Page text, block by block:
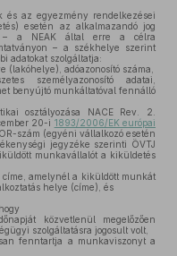
és az egyezmény rendelkezései
esetén az alkalmazandó jog
– a NEAK által erre a célra
– a székhelye szerint
adatokat szolgáltatja:
adóazonosító száma,
személyazonosító adatai,
benyújtó munkáltatóval fennálló
osztályozása NACE Rev. 2.
20-i 1893/2006/EK európai
szám (egyéni vállalkozó esetén
jegyzéke szerinti ÖVTJ
munkavállalót a kiküldetés
amelynél a kiküldött munkát
helye (címe), és
közvetlenül megelőzően
szolgáltatásra jogosult volt,
fenntartja a munkaviszonyt a